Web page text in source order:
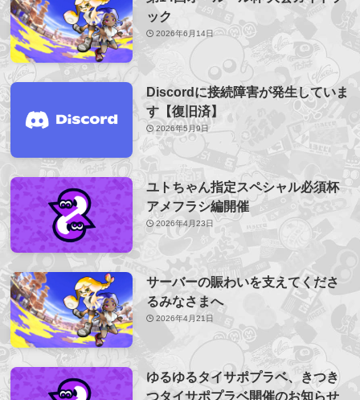
ック
2026年6月14日
Discordに接続障害が発生していま
す【復旧済】
2026年5月9日
ユトちゃん指定スペシャル必須杯
アメフラシ編開催
2026年4月23日
サーバーの賑わいを支えてくださ
るみなさまへ
2026年4月21日
ゆるゆるタイサポプラベ、きつき
つタイサポプラベ開催のお知らせ